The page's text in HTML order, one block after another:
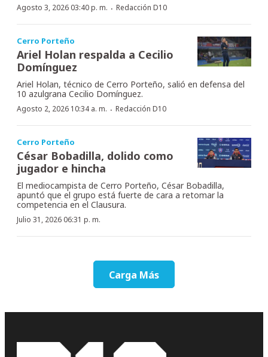
Agosto 3, 2026 03:40 p. m. · Redacción D10
Cerro Porteño
Ariel Holan respalda a Cecilio
Domínguez
Ariel Holan, técnico de Cerro Porteño, salió en defensa del
10 azulgrana Cecilio Domínguez.
Agosto 2, 2026 10:34 a. m. · Redacción D10
Cerro Porteño
César Bobadilla, dolido como
jugador e hincha
El mediocampista de Cerro Porteño, César Bobadilla,
apuntó que el grupo está fuerte de cara a retomar la
competencia en el Clausura.
Julio 31, 2026 06:31 p. m.
Carga Más